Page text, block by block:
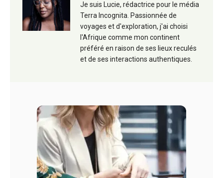
Je suis Lucie, rédactrice pour le média
Terra Incognita. Passionnée de
voyages et d'exploration, j'ai choisi
l'Afrique comme mon continent
préféré en raison de ses lieux reculés
et de ses interactions authentiques.